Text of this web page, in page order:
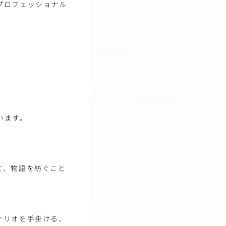
フェッショナル
す。
物語を紡ぐこと
オを手掛ける、